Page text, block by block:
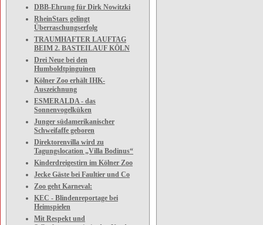
DBB-Ehrung für Dirk Nowitzki
RheinStars gelingt
Überraschungserfolg
TRAUMHAFTER LAUFTAG
BEIM 2. BASTEILAUF KÖLN
Drei Neue bei den
Humboldtpinguinen
Kölner Zoo erhält IHK-
Auszeichnung
ESMERALDA - das
Sonnenvogelküken
Junger südamerikanischer
Schweifaffe geboren
Direktorenvilla wird zu
Tagungslocation „Villa Bodinus“
Kinderdreigestirn im Kölner Zoo
Jecke Gäste bei Faultier und Co
Zoo geht Karneval:
KEC - Blindenreportage bei
Heimspielen
Mit Respekt und